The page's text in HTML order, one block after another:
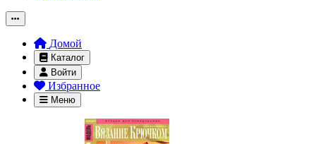
Домой
Каталог
Войти
Избранное
Меню